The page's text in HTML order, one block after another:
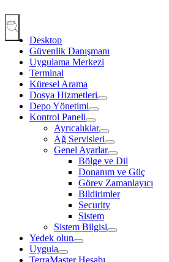
Desktop
Güvenlik Danışmanı
Uygulama Merkezi
Terminal
Küresel Arama
Dosya Hizmetleri
Depo Yönetimi
Kontrol Paneli
Ayrıcalıklar
Ağ Servisleri
Genel Ayarlar
Bölge ve Dil
Donanım ve Güç
Görev Zamanlayıcı
Bildirimler
Security
Sistem
Sistem Bilgisi
Yedek olun
Uygula
TerraMaster Hesabı